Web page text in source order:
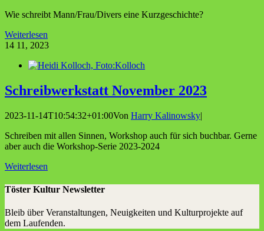
Wie schreibt Mann/Frau/Divers eine Kurzgeschichte?
Weiterlesen
14 11, 2023
Schreib­werk­statt Novem­ber 2023
2023-11-14T10:54:32+01:00Von Harry Kalinowsky|
Schreiben mit allen Sinnen, Workshop auch für sich buchbar. Gerne
aber auch die Workshop-Serie 2023-2024
Weiterlesen
Töster Kultur Newsletter
Bleib über Veranstaltungen, Neuigkeiten und Kulturprojekte auf
dem Laufenden.